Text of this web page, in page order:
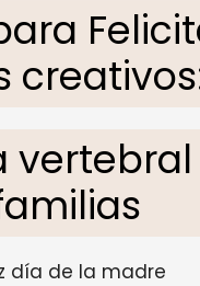
día de la madre